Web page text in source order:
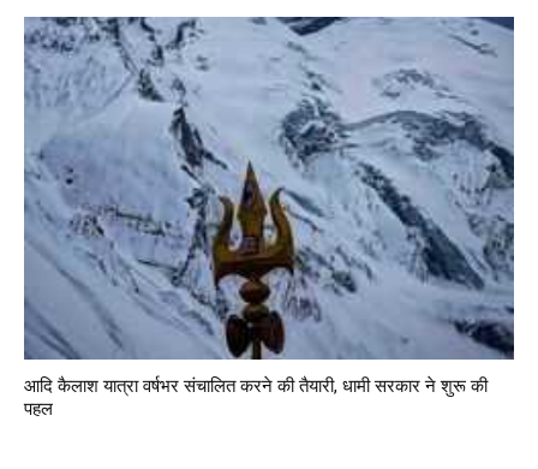
आदि कैलाश यात्रा वर्षभर संचालित करने की तैयारी, धामी सरकार ने शुरू की
पहल